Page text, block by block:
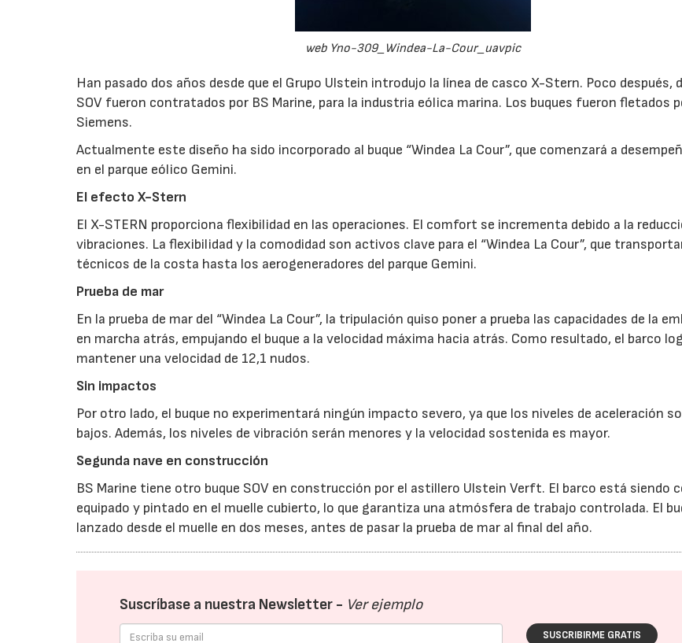
web Yno-309_Windea-La-Cour_uavpic
Han pasado dos años desde que el Grupo Ulstein introdujo la línea de casco X-Stern. Poco después,
SOV fueron contratados por BS Marine, para la industria eólica marina. Los buques fueron fletados
Siemens.
Actualmente este diseño ha sido incorporado al buque “Windea La Cour”, que comenzará a
en el parque eólico Gemini.
El efecto X-Stern
El X-STERN proporciona flexibilidad en las operaciones. El comfort se incrementa debido a la
vibraciones. La flexibilidad y la comodidad son activos clave para el “Windea La Cour”, que
técnicos de la costa hasta los aerogeneradores del parque Gemini.
Prueba de mar
En la prueba de mar del “Windea La Cour”, la tripulación quiso poner a prueba las capacidades de la
en marcha atrás, empujando el buque a la velocidad máxima hacia atrás. Como resultado, el barco
mantener una velocidad de 12,1 nudos.
Sin impactos
Por otro lado, el buque no experimentará ningún impacto severo, ya que los niveles de aceleración
bajos. Además, los niveles de vibración serán menores y la velocidad sostenida es mayor.
Segunda nave en construcción
BS Marine tiene otro buque SOV en construcción por el astillero Ulstein Verft. El barco está siendo
equipado y pintado en el muelle cubierto, lo que garantiza una atmósfera de trabajo controlada. El
lanzado desde el muelle en dos meses, antes de pasar la prueba de mar al final del año.
Suscríbase a nuestra Newsletter - Ver ejemplo
SUSCRIBIRME GRATIS